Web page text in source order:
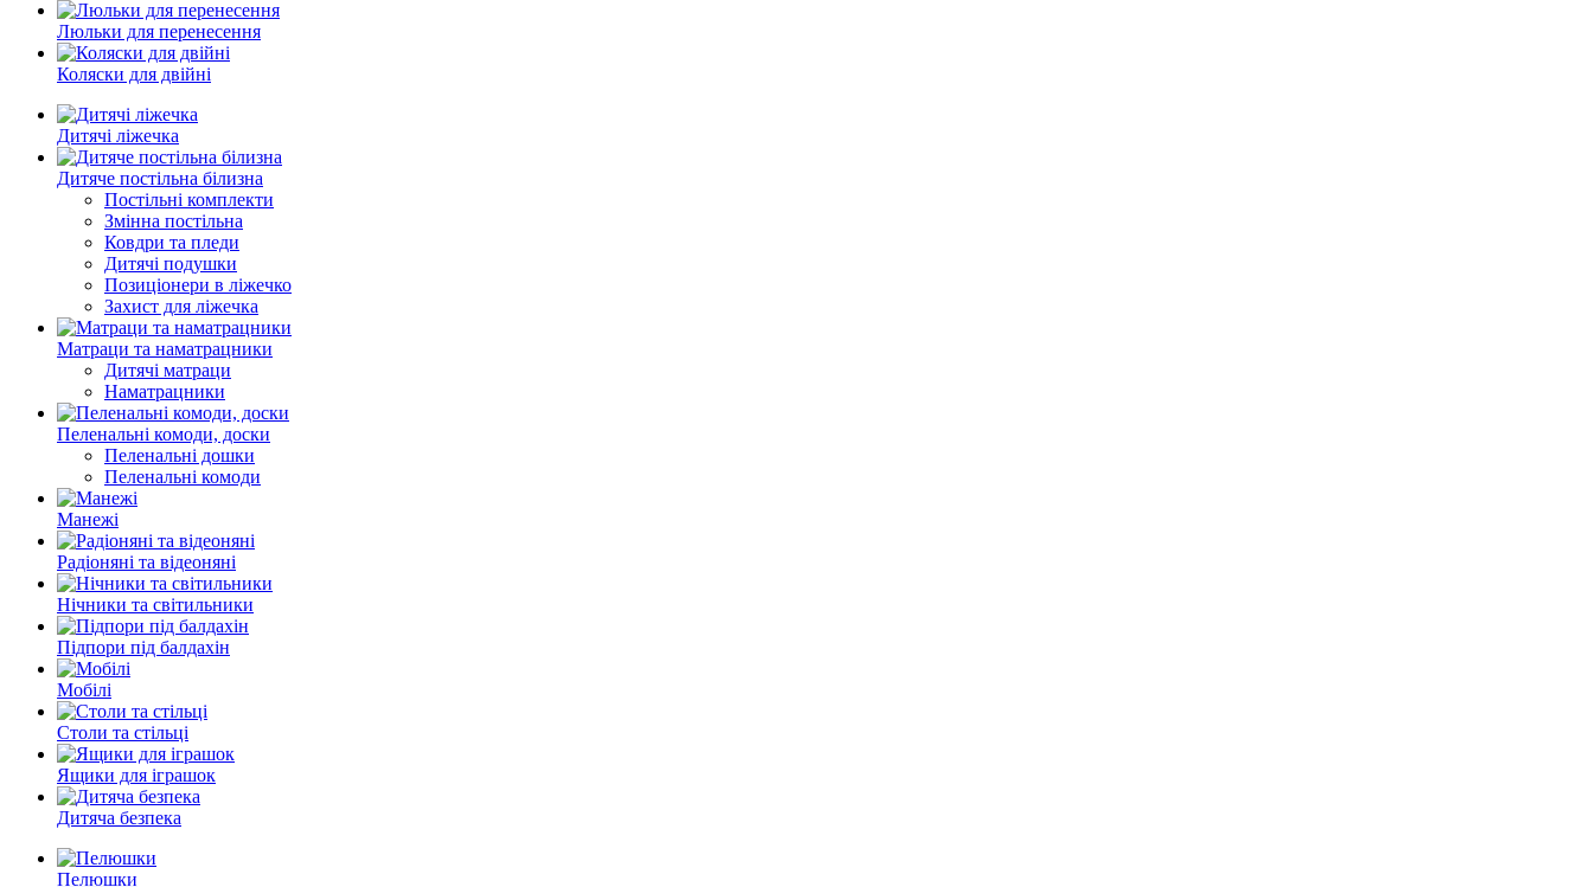
Люльки для перенесення
Коляски для двійні
Дитячі ліжечка
Дитяче постільна білизна
Постільні комплекти
Змінна постільна
Ковдри та пледи
Дитячі подушки
Позиціонери в ліжечко
Захист для ліжечка
Матраци та наматрацники
Дитячі матраци
Наматрацники
Пеленальні комоди, доски
Пеленальні дошки
Пеленальні комоди
Манежі
Радіоняні та відеоняні
Нічники та світильники
Підпори під балдахін
Мобілі
Столи та стільці
Ящики для іграшок
Дитяча безпека
Пелюшки